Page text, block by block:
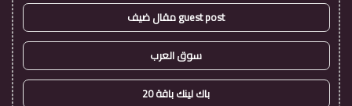
guest post مقال ضيف
سوق العرب
باك لينك باقة 20